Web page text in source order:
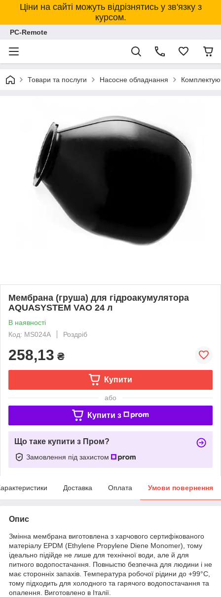
Ціни на сайті можуть відрізнятись у зв'язку з
курсом.
PC-Remote
Товари та послуги Насосне обладнання
Мембрана (груша) для гідроакумулятора
AQUASYSTEM VAO 24 л
В наявності
Код: MS024A
Роздріб
258,13 ₴
Купити
або
Купити з
Що таке купити з Пром?
Замовлення під захистом
Доставка Оплата Умови повернення
Опис
Змінна мембрана виготовлена з харчового сертифікованого
матеріалу EPDM (Ethylene Propylene Dienе Monomer), тому
ідеально підійде не лише для технічної води, але й для
питного водопостачання. Повныстю безпечна для людини і не
має сторонніх запахів. Температура робочої рідини до +99°С,
тому підходить для холодного та гарячого водопостачання та
опалення. Виготовлено в Італії.